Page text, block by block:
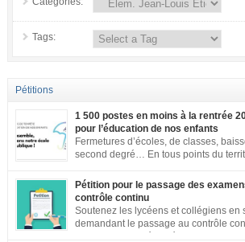
Tags:
Pétitions
1 500 postes en moins à la rentrée
pour l’éducation de nos enfants
Fermetures d’écoles, de classes,
second degré… En tous points du
Notre société a aujourd’hui une dette de
enfants et adolescents de ce pays. En effet, être un
dans le contexte actuel est […]
Pétition pour le passage des
contrôle continu
Soutenez les lycéens et collégiens en
demandant le passage au contrôle